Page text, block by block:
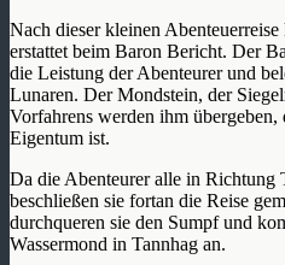
Nach dieser kleinen
erstattet beim Baron Bericht. Der
die Leistung der Abenteurer und
Lunaren. Der Mondstein, der
Vorfahrens werden ihm übergeben,
Eigentum ist.
Da die Abenteurer alle in Richtung
beschließen sie fortan die Reise
durchqueren sie den Sumpf und
Wassermond in Tannhag an.